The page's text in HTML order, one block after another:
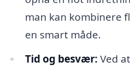
man kan kombinere
en smart måde.
Tid og besvær: Ved